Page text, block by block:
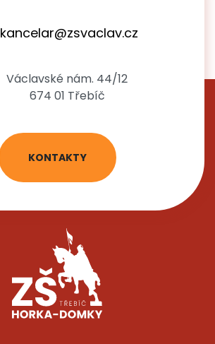
kancelar@zsvaclav.cz
Václavské nám. 44/12
674 01 Třebíč
KONTAKTY